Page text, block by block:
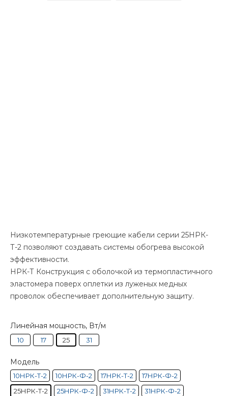
Низкотемпературные греющие кабели серии 25НРК-
Т-2 позволяют создавать системы обогрева высокой
эффективности.
НРК-Т Конструкция с оболочкой из термопластичного
эластомера поверх оплетки из луженых медных
проволок обеспечивает дополнительную защиту.
Линейная мощность, Вт/м
10 17 25 31
Модель
10НРК-Т-2 10НРК-Ф-2 17НРК-Т-2
17НРК-Ф-2
25НРК-Т-2
25НРК-Ф-2 31НРК-Т-2 31НРК-Ф-2